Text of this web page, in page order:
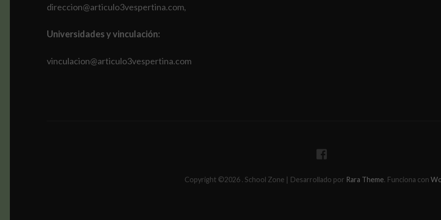
direccion@articulo3vespertina.com,
Universidades y vinculación:
vinculacion@articulo3vespertina.com
Copyright ©2026 . School Zone | Desarrollado por Rara Theme. Funciona con